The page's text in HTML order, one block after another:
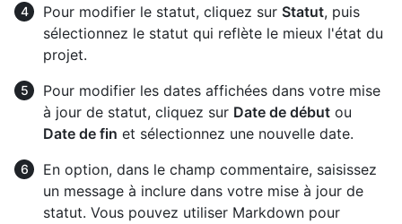
Pour modifier le statut, cliquez sur Statut, puis
sélectionnez le statut qui reflète le mieux l'état du
projet.
Pour modifier les dates affichées dans votre mise
à jour de statut, cliquez sur Date de début ou
Date de fin et sélectionnez une nouvelle date.
En option, dans le champ commentaire, saisissez
un message à inclure dans votre mise à jour de
statut. Vous pouvez utiliser Markdown pour